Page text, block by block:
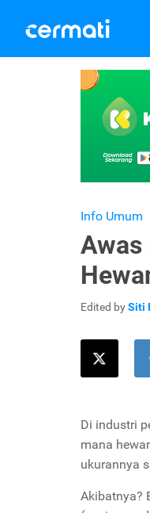
Info Umum
Awas
Edited bySiti
Di industri
mana
ukurannya
Akibatnya?